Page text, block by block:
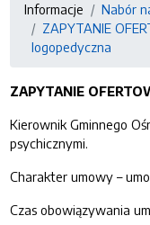
Informacje
Nabór
ZAPYTANIE
logopedyczna
ZAPYTANIE
Kierownik Gminnego
psychicznymi.
Charakter umowy –
Czas obowiązywania